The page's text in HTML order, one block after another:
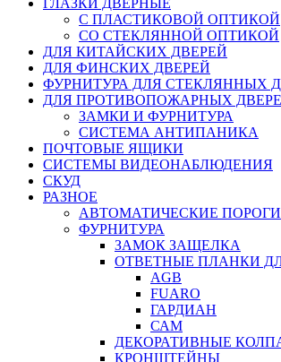
С ПЛАСТИКОВОЙ ОПТИКОЙ
СО СТЕКЛЯННОЙ ОПТИКОЙ
ДЛЯ КИТАЙСКИХ ДВЕРЕЙ
ДЛЯ ФИНСКИХ ДВЕРЕЙ
ФУРНИТУРА ДЛЯ СТЕКЛЯННЫХ
ДЛЯ ПРОТИВОПОЖАРНЫХ
ЗАМКИ И ФУРНИТУРА
СИСТЕМА АНТИПАНИКА
ПОЧТОВЫЕ ЯЩИКИ
СИСТЕМЫ ВИДЕОНАБЛЮДЕНИЯ
СКУД
РАЗНОЕ
АВТОМАТИЧЕСКИЕ ПОРОГИ
ФУРНИТУРА
ЗАМОК ЗАЩЕЛКА
ОТВЕТНЫЕ ПЛАНКИ
AGB
FUARO
ГАРДИАН
САМ
ДЕКОРАТИВНЫЕ
КРОНШТЕЙНЫ